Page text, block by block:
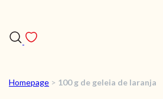
RECEITAS
Homepage > 100 g de geleia de laranja